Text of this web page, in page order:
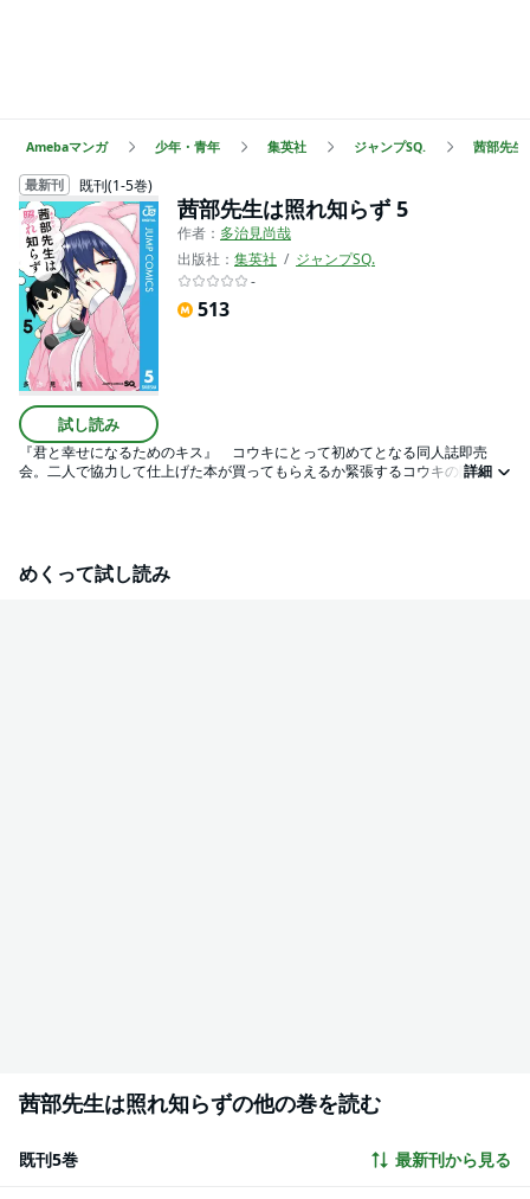
Amebaマンガ 少年・青年 集英社 ジャンプSQ. 茜部先生
最新刊 既刊(1-5巻)
試し読み
茜部先生は照れ知らず 5
作者： 多治見尚哉
出版社： 集英社
ジャンプSQ.
-
513
『君と幸せになるためのキス』 コウキにとって初めてとなる同人誌即売
会。二人で協力して仕上げた本が買ってもらえるか緊張するコウキの隣で見
詳細
めくって試し読み
茜部先生は照れ知らずの他の巻を読む
既刊5巻 最新刊から見る